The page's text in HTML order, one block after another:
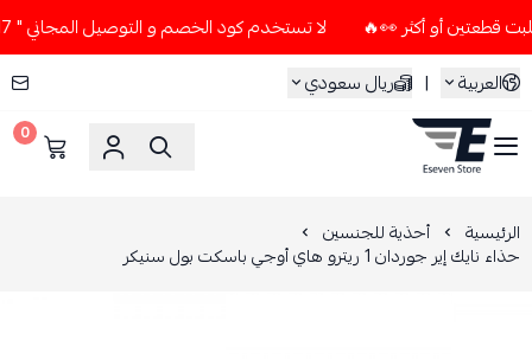
لا تستخدم كود الخصم و التوصيل المجاني " N7 " إلا إذا طلبت قطعتين أو أكثر 👀🔥
العربية
| ريال سعودي
ESEVEN STORE
0
الرئيسية أحذية للجنسين
حذاء نايك إير جوردان 1 ريترو هاي أوجي باسكت بول سنيكر